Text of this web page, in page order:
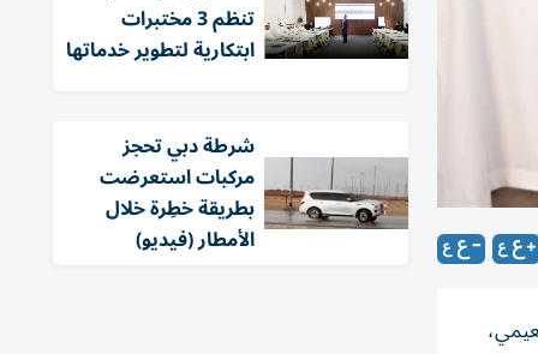
تنظم 3 مختبرات
ابتكارية لتطوير خدماتها
شرطة دبي تحجز
مركبات استعرضت
بطريقة خطِرة خلال
الأمطار (فيديو)